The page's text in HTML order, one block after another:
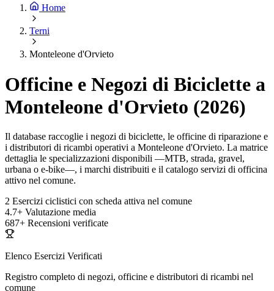
Home
Terni
Monteleone d'Orvieto
Officine e Negozi di Biciclette a
Monteleone d'Orvieto (2026)
Il database raccoglie i negozi di biciclette, le officine di riparazione e
i distributori di ricambi operativi a Monteleone d'Orvieto. La matrice
dettaglia le specializzazioni disponibili —MTB, strada, gravel,
urbana o e-bike—, i marchi distribuiti e il catalogo servizi di officina
attivo nel comune.
2 Esercizi ciclistici con scheda attiva nel comune
4.7+ Valutazione media
687+ Recensioni verificate
Elenco Esercizi Verificati
Registro completo di negozi, officine e distributori di ricambi nel
comune